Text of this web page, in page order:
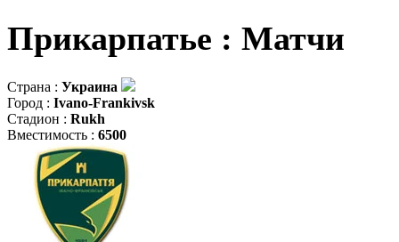
Прикарпатье : Матчи
Страна : Украина
Город : Ivano-Frankivsk
Стадион : Rukh
Вместимость : 6500